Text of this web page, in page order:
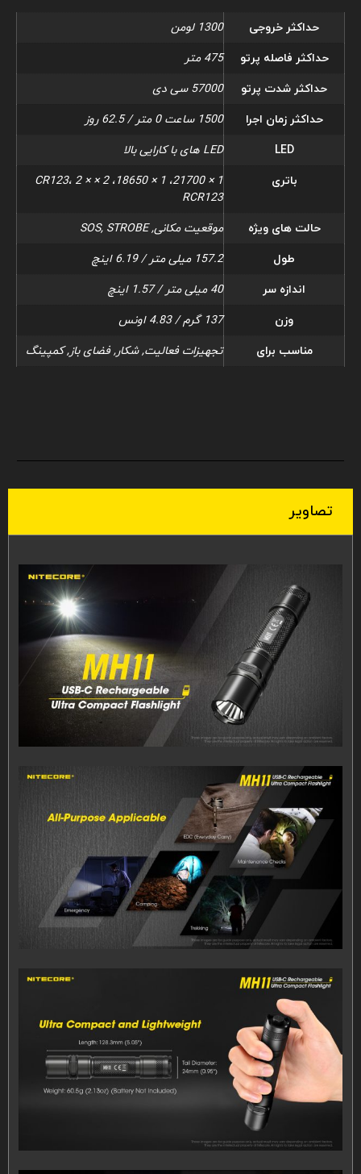
حداکثر خروجی
1300 لومن
حداکثر فاصله پرتو
475 متر
حداکثر شدت پرتو
57000 سی دی
حداکثر زمان اجرا
1500 ساعت 0 متر / 62.5 روز
LED
LED های با کارایی بالا
باتری
1 × 21700، 1 × 18650، 2 × CR123، 2 ×
RCR123
حالت های ویژه
موقعیت مکانی, SOS, STROBE
طول
157.2 میلی متر / 6.19 اینچ
اندازه سر
40 میلی متر / 1.57 اینچ
وزن
137 گرم / 4.83 اونس
مناسب برای
تجهیزات فعالیت, شکار, فضای باز, کمپینگ
تصاویر